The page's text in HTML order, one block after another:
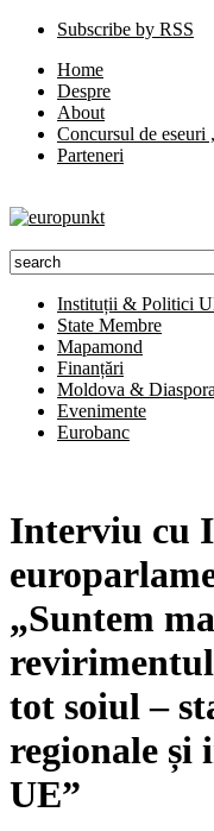
Subscribe by RSS
Home
Despre
About
Concursul de eseuri
Parteneri
Instituții & Politici
State Membre
Mapamond
Finanțări
Moldova & Diaspora
Evenimente
Eurobanc
Interviu cu
„Suntem
tot soiul –
regionale și
UE”